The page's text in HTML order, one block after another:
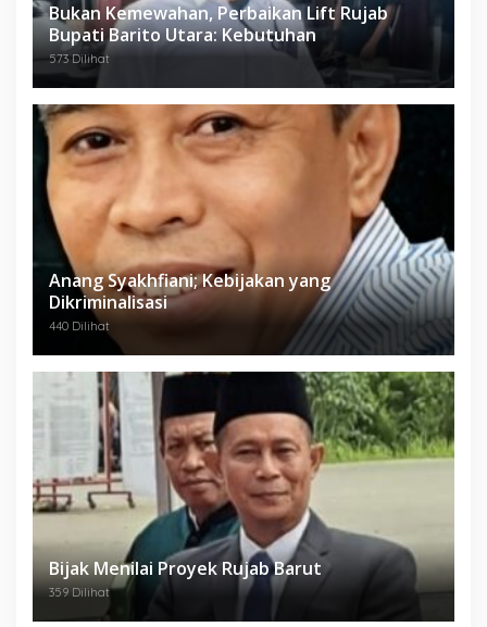
Bukan Kemewahan, Perbaikan Lift Rujab
Bupati Barito Utara: Kebutuhan
573 Dilihat
Anang Syakhfiani; Kebijakan yang
Dikriminalisasi
440 Dilihat
Bijak Menilai Proyek Rujab Barut
359 Dilihat